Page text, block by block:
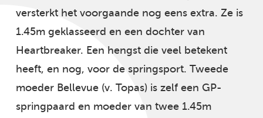
versterkt het voorgaande nog eens extra. Ze is
1.45m geklasseerd en een dochter van
Heartbreaker. Een hengst die veel betekent
heeft, en nog, voor de springsport. Tweede
moeder Bellevue (v. Topas) is zelf een GP-
springpaard en moeder van twee 1.45m